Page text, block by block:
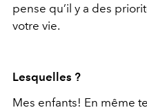
pense qu’il y a des
votre vie.
Lesquelles ?
Mes enfants! En même